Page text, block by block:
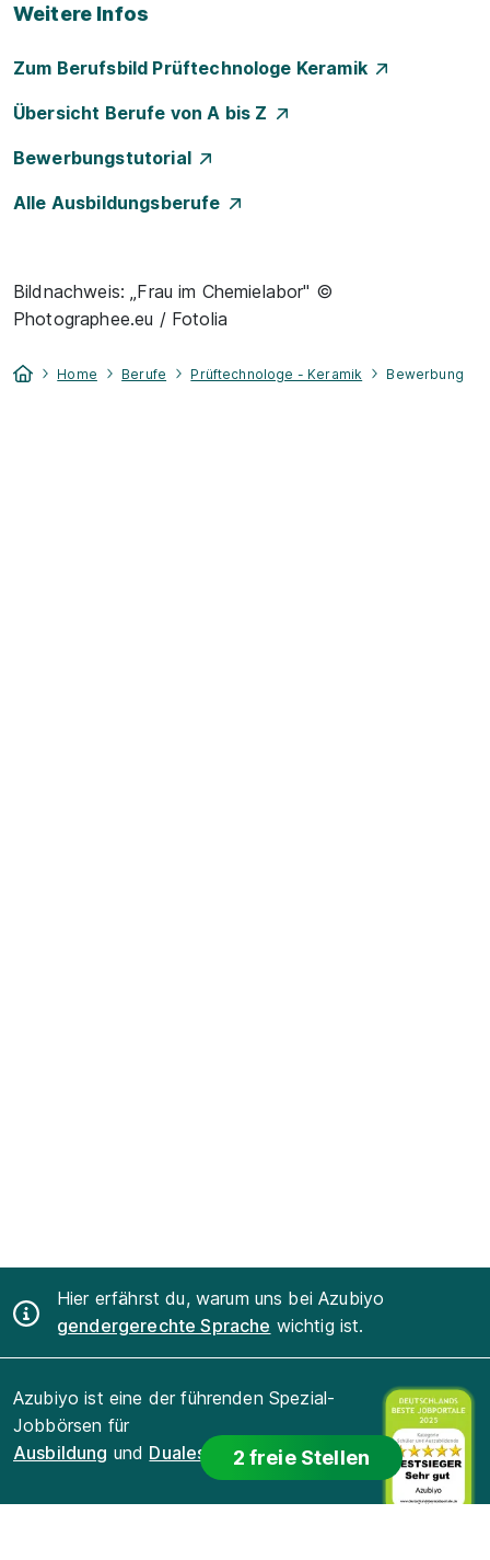
2 freie Stellen
Weitere Infos
Zum Berufsbild Prüftechnologe Keramik
Übersicht Berufe von A bis Z
Bewerbungstutorial
Alle Ausbildungsberufe
Bildnachweis: „Frau im Chemielabor" ©
Photographee.eu / Fotolia
Home Berufe Prüftechnologe - Keramik Bewerbung
Hier erfährst du, warum uns bei Azubiyo
gendergerechte Sprache wichtig ist.
Azubiyo ist eine der führenden Spezial-
Jobbörsen für
Ausbildung und Duales Studium.